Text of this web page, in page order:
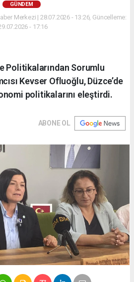
GÜNDEM
Merkezi | 28.07.2026 - 13:26, Güncelleme:
- 17:16
Politikalarından Sorumlu
Kevser Ofluoğlu, Düzce’de
politikalarını eleştirdi.
ABONE OL